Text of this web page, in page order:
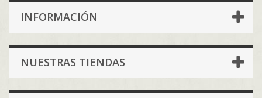
INFORMACIÓN
NUESTRAS TIENDAS